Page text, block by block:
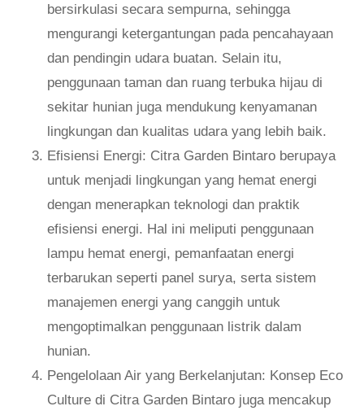
bersirkulasi secara sempurna, sehingga
mengurangi ketergantungan pada pencahayaan
dan pendingin udara buatan. Selain itu,
penggunaan taman dan ruang terbuka hijau di
sekitar hunian juga mendukung kenyamanan
lingkungan dan kualitas udara yang lebih baik.
Efisiensi Energi: Citra Garden Bintaro berupaya
untuk menjadi lingkungan yang hemat energi
dengan menerapkan teknologi dan praktik
efisiensi energi. Hal ini meliputi penggunaan
lampu hemat energi, pemanfaatan energi
terbarukan seperti panel surya, serta sistem
manajemen energi yang canggih untuk
mengoptimalkan penggunaan listrik dalam
hunian.
Pengelolaan Air yang Berkelanjutan: Konsep Eco
Culture di Citra Garden Bintaro juga mencakup